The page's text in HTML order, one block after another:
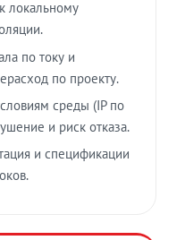
локальному
по току и
по проекту.
среды (IP по
и риск отказа.
и спецификации